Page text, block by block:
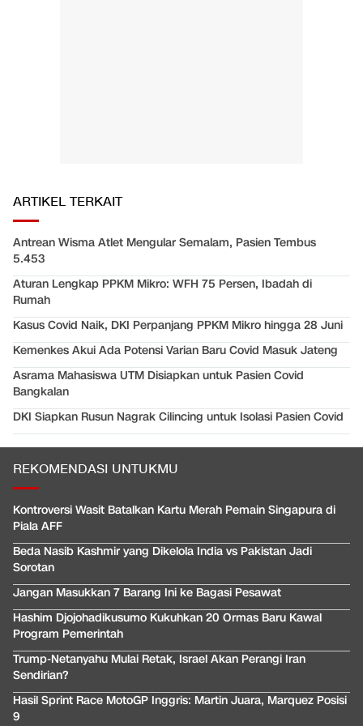
ARTIKEL TERKAIT
Antrean Wisma Atlet Mengular Semalam, Pasien Tembus
5.453
Aturan Lengkap PPKM Mikro: WFH 75 Persen, Ibadah di
Rumah
Kasus Covid Naik, DKI Perpanjang PPKM Mikro hingga 28 Juni
Kemenkes Akui Ada Potensi Varian Baru Covid Masuk Jateng
Asrama Mahasiswa UTM Disiapkan untuk Pasien Covid
Bangkalan
DKI Siapkan Rusun Nagrak Cilincing untuk Isolasi Pasien Covid
REKOMENDASI UNTUKMU
Kontroversi Wasit Batalkan Kartu Merah Pemain Singapura di
Piala AFF
Beda Nasib Kashmir yang Dikelola India vs Pakistan Jadi
Sorotan
Jangan Masukkan 7 Barang Ini ke Bagasi Pesawat
Hashim Djojohadikusumo Kukuhkan 20 Ormas Baru Kawal
Program Pemerintah
Trump-Netanyahu Mulai Retak, Israel Akan Perangi Iran
Sendirian?
Hasil Sprint Race MotoGP Inggris: Martin Juara, Marquez Posisi
9